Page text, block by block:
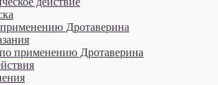
Дротаверина
применению Дротаверина